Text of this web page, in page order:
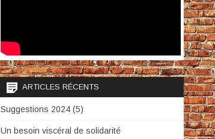
ARTICLES RÉCENTS
Suggestions 2024 (5)
Un besoin viscéral de solidarité